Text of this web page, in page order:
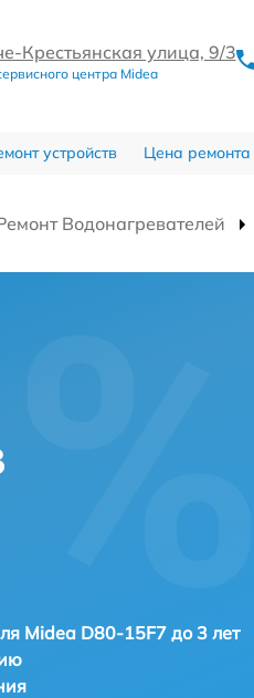
Крестьянская улица, 9/3
центра Midea
устройств Цена ремонта
Водонагревателей
Midea D80-15F7 до 3 лет